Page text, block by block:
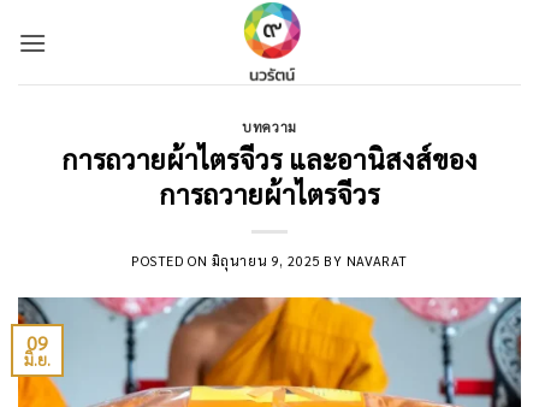
บทความ
การถวายผ้าไตรจีวร และอานิสงส์ของ
การถวายผ้าไตรจีวร
POSTED ON มิถุนายน 9, 2025 BY NAVARAT
09
มิ.ย.